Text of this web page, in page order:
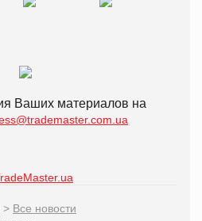
Ваших материалов на
> Все новости